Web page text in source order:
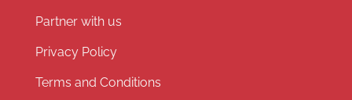
Partner with us
Privacy Policy
Terms and Conditions